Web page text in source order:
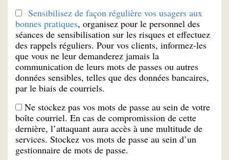
Sensibilisez de façon régulière vos usagers aux
bonnes pratiques, organisez pour le personnel des
séances de sensibilisation sur les risques et effectuez
des rappels réguliers. Pour vos clients, informez-les
que vous ne leur demanderez jamais la
communication de leurs mots de passes ou autres
données sensibles, telles que des données bancaires,
par le biais de courriels.
Ne stockez pas vos mots de passe au sein de votre
boîte courriel. En cas de compromission de cette
dernière, l’attaquant aura accès à une multitude de
services. Stockez vos mots de passe au sein d’un
gestionnaire de mots de passe.